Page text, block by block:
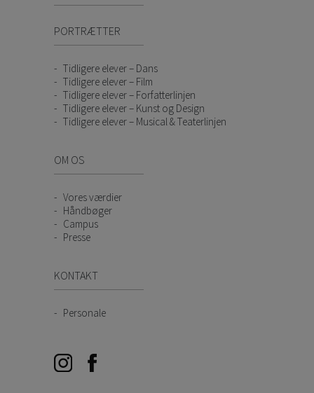
PORTRÆTTER
Tidligere elever – Dans
Tidligere elever – Film
Tidligere elever – Forfatterlinjen
Tidligere elever – Kunst og Design
Tidligere elever – Musical & Teaterlinjen
OM OS
Vores værdier
Håndbøger
Campus
Presse
KONTAKT
Personale